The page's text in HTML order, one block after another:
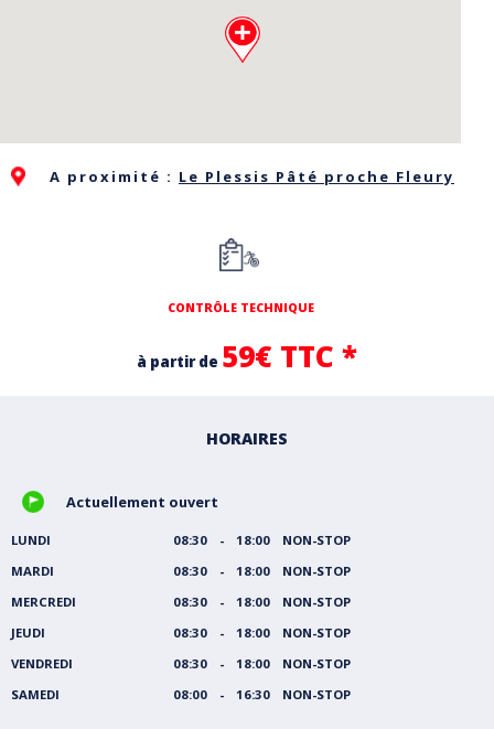
A proximité : Le Plessis Pâté proche Fleury
CONTRÔLE TECHNIQUE
à partir de 59€ TTC *
HORAIRES
Actuellement ouvert
LUNDI
08:30 - 18:00 NON-STOP
MARDI
08:30 - 18:00 NON-STOP
MERCREDI
08:30 - 18:00 NON-STOP
JEUDI
08:30 - 18:00 NON-STOP
VENDREDI
08:30 - 18:00 NON-STOP
SAMEDI
08:00 - 16:30 NON-STOP